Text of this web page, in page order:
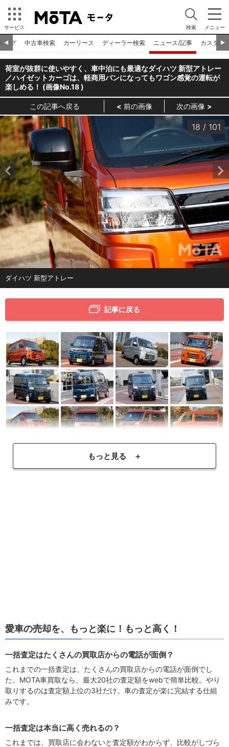
サービス 検索 メニュー
◀︎ ▶︎
ログ 中古車検索 カーリース ディーラー検索 ニュース/記事 カスタム
荷室が抜群に使いやすく、車中泊にも最適なダイハツ 新型アトレー
／ハイゼットカーゴは、軽商用バンになってもワゴン感覚の運転が
楽しめる！ (画像No.18)
この記事へ戻る 前の画像 次の画像
ダイハツ 新型アトレー
18 / 101
記事に戻る
もっと見る ＋
愛車の売却を、もっと楽に！もっと高く！
一括査定はたくさんの買取店からの電話が面倒？
これまでの一括査定は、たくさんの買取店からの電話が面倒でし
た。MOTA車買取なら、最大20社の査定額をwebで簡単比較。やり
取りするのは査定額上位の3社だけ。車の査定が楽に完結する仕組
みです。
一括査定は本当に高く売れるの？
これまでは、買取店に会わないと査定額がわからず、比較がしづら